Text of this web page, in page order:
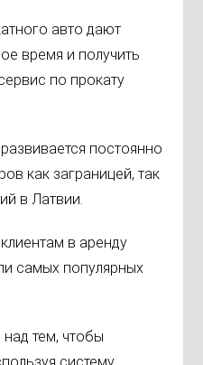
авто дают
время и получить
по прокату
постоянно
как заграницей, так
в Латвии.
в аренду
самых популярных
тем, чтобы